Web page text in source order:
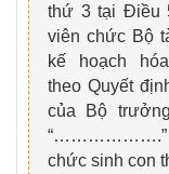
thứ 3 tại Điều
viên chức Bộ
kế hoạch
theoQuyết
của Bộ
“……………….”
chức sinh con